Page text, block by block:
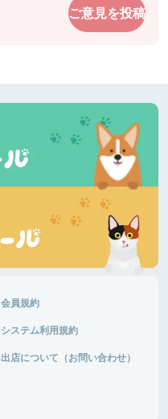
ご意見を投稿
会員規約
システム利用規約
出店について（お問い合わせ）